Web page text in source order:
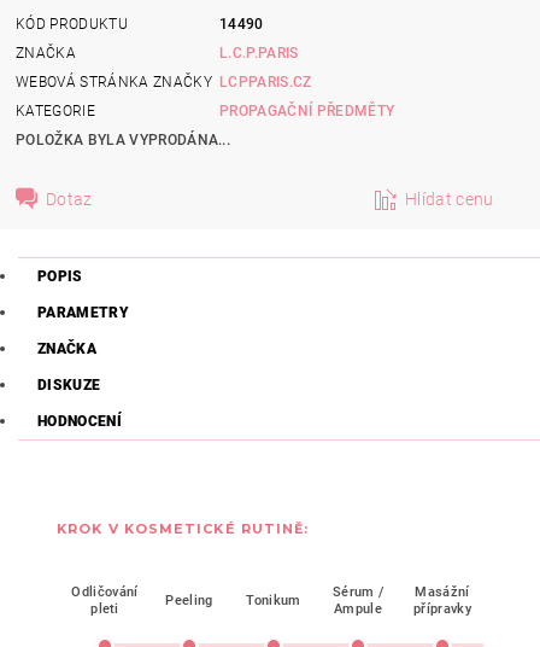
KÓD PRODUKTU
14490
ZNAČKA
L.C.P.PARIS
WEBOVÁ STRÁNKA ZNAČKY LCPPARIS.CZ
KATEGORIE
PROPAGAČNÍ PŘEDMĚTY
POLOŽKA BYLA VYPRODÁNA...
Dotaz Hlídat cenu
POPIS
PARAMETRY
ZNAČKA
DISKUZE
HODNOCENÍ
KROK V KOSMETICKÉ RUTINĚ:
Odličování
pleti
Peeling Tonikum
Sérum /
Ampule
Masážní
přípravky